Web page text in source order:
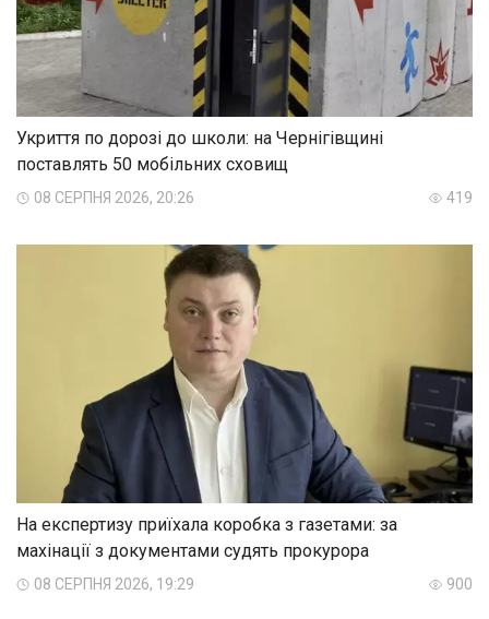
Укриття по дорозі до школи: на Чернігівщині
поставлять 50 мобільних сховищ
08 СЕРПНЯ 2026, 20:26 419
На експертизу приїхала коробка з газетами: за
махінації з документами судять прокурора
08 СЕРПНЯ 2026, 19:29 900